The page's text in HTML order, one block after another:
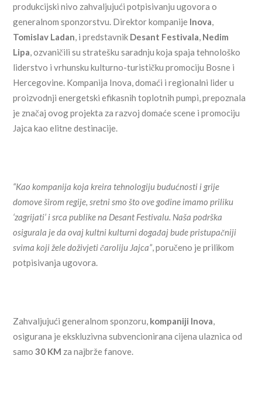
produkcijski nivo zahvaljujući potpisivanju ugovora o
generalnom sponzorstvu. Direktor kompanije Inova,
Tomislav Ladan, i predstavnik Desant Festivala, Nedim
Lipa, ozvaničili su stratešku saradnju koja spaja tehnološko
liderstvo i vrhunsku kulturno-turističku promociju Bosne i
Hercegovine. Kompanija Inova, domaći i regionalni lider u
proizvodnji energetski efikasnih toplotnih pumpi, prepoznala
je značaj ovog projekta za razvoj domaće scene i promociju
Jajca kao elitne destinacije.
“Kao kompanija koja kreira tehnologiju budućnosti i grije
domove širom regije, sretni smo što ove godine imamo priliku
‘zagrijati’ i srca publike na Desant Festivalu. Naša podrška
osigurala je da ovaj kultni kulturni događaj bude pristupačniji
svima koji žele doživjeti čaroliju Jajca”, poručeno je prilikom
potpisivanja ugovora.
Zahvaljujući generalnom sponzoru, kompaniji Inova,
osigurana je ekskluzivna subvencionirana cijena ulaznica od
samo30 KM za najbrže fanove.